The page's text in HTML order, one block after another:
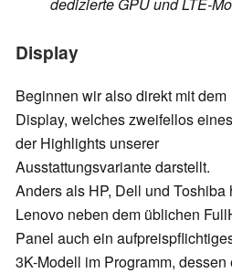
Display
Beginnen wir also direkt mit dem
Display, welches zweifellos eines
der Highlights unserer
Ausstattungsvariante darstellt.
Anders als HP, Dell und Toshiba
Lenovo neben dem üblichen
Panel auch ein
3K-Modell im Programm,